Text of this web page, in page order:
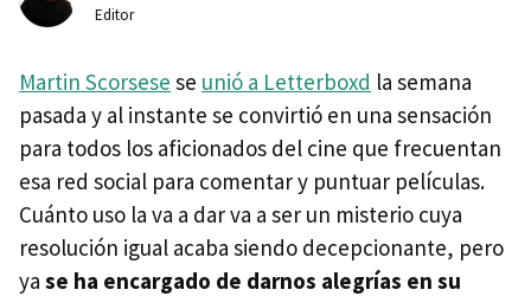
Editor
Martin Scorsese se unió a Letterboxd la semana
pasada y al instante se convirtió en una sensación
para todos los aficionados del cine que frecuentan
esa red social para comentar y puntuar películas.
Cuánto uso la va a dar va a ser un misterio cuya
resolución igual acaba siendo decepcionante, pero
ya se ha encargado de darnos alegrías en su